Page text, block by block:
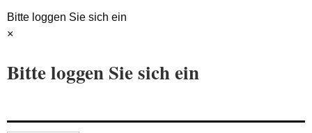
Bitte loggen Sie sich ein
×
Bitte loggen Sie sich ein